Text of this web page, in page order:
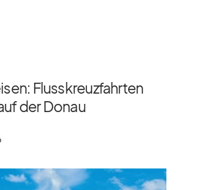
Flusskreuzfahrten
der Donau